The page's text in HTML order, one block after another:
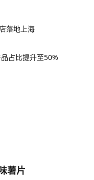
落地上海
占比提升至50%
薯片